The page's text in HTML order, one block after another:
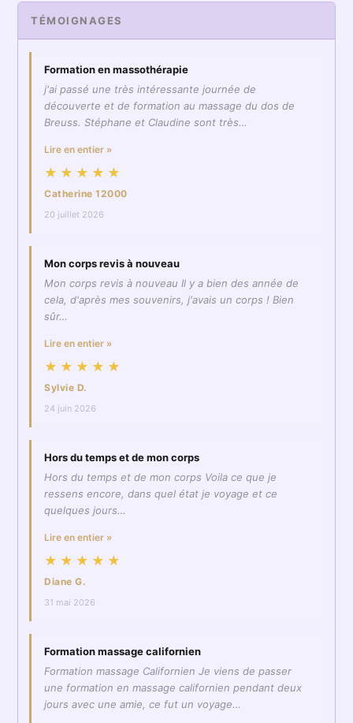
TÉMOIGNAGES
Formation en massothérapie
j'ai passé une très intéressante journée de
découverte et de formation au massage du dos de
Breuss. Stéphane et Claudine sont très…
Lire en entier »
★★★★★
Catherine 12000
20 juillet 2026
Mon corps revis à nouveau
Mon corps revis à nouveau Il y a bien des année de
cela, d'après mes souvenirs, j'avais un corps ! Bien
sûr…
Lire en entier »
★★★★★
Sylvie D.
24 juin 2026
Hors du temps et de mon corps
Hors du temps et de mon corps Voila ce que je
ressens encore, dans quel état je voyage et ce
quelques jours…
Lire en entier »
★★★★★
Diane G.
31 mai 2026
Formation massage californien
Formation massage Californien Je viens de passer
une formation en massage californien pendant deux
jours avec une amie, ce fut un voyage…